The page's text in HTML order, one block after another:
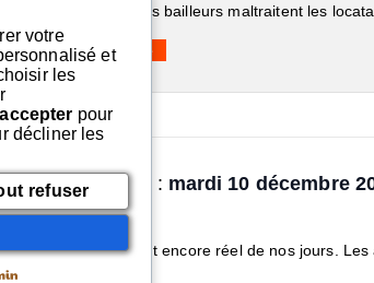
comment les bailleurs maltraitent les
pour répondre
du Nord dit : mardi 10 décembre
Marie,
fait malheureusement encore réel de nos jours.
?
votre
et
les
pour
décliner les
refuser